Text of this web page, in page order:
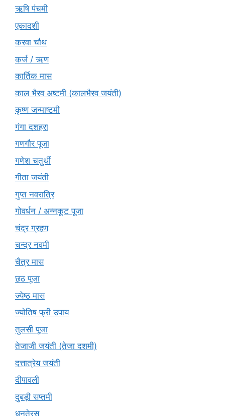
ऋषि पंचमी
एकादशी
करवा चौथ
कर्ज / ऋण
कार्तिक मास
काल भैरव अष्टमी (कालभैरव जयंती)
कृष्ण जन्माष्टमी
गंगा दशहरा
गणगौर पूजा
गणेश चतुर्थी
गीता जयंती
गुप्त नवरात्रि
गोवर्धन / अन्नकूट पूजा
चंद्र ग्रहण
चन्द्र नवमी
चैत्र मास
छठ पूजा
ज्येष्ठ मास
ज्योतिष फ्री उपाय
तुलसी पूजा
तेजाजी जयंती (तेजा दशमी)
दत्तात्रेय जयंती
दीपावली
दुबड़ी सप्तमी
धनतेरस